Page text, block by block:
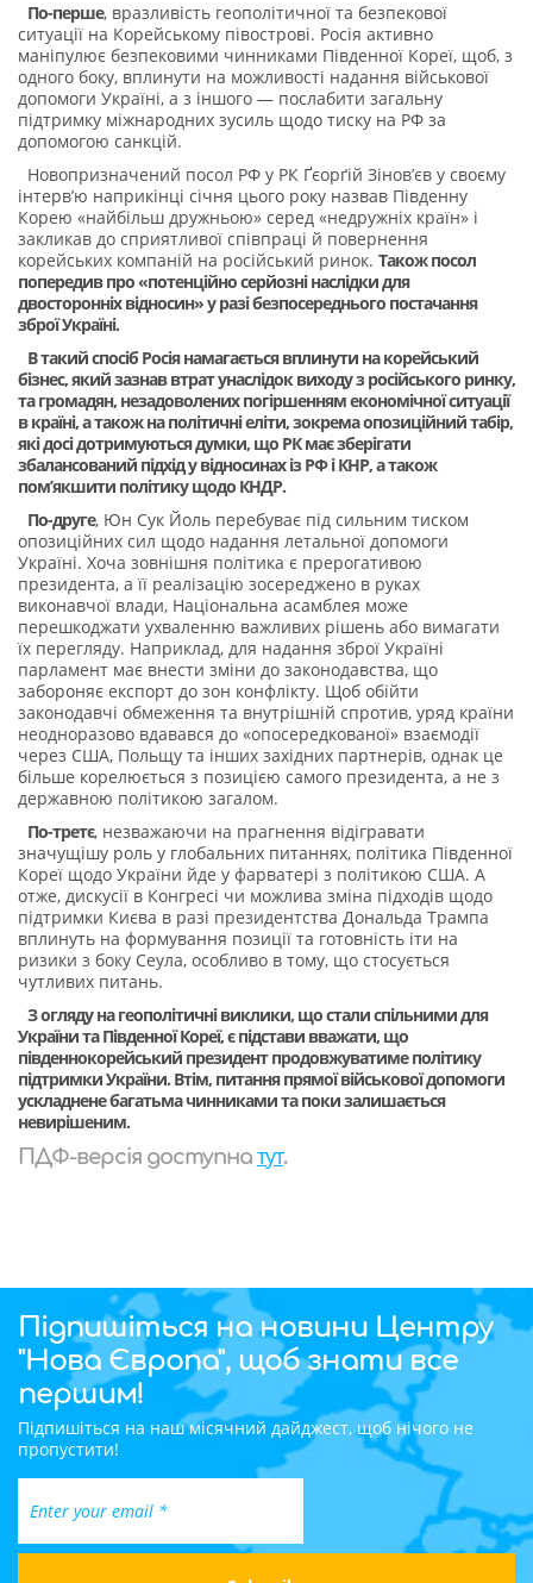
По-перше, вразливість геополітичної та безпекової
ситуації на Корейському півострові. Росія активно
маніпулює безпековими чинниками Південної Кореї, щоб, з
одного боку, вплинути на можливості надання військової
допомоги Україні, а з іншого — послабити загальну
підтримку міжнародних зусиль щодо тиску на РФ за
допомогою санкцій.
Новопризначений посол РФ у РК Ґєорґій Зінов’єв у своєму
інтерв’ю наприкінці січня цього року назвав Південну
Корею «найбільш дружньою» серед «недружніх країн» і
закликав до сприятливої співпраці й повернення
корейських компаній на російський ринок. Також посол
попередив про «потенційно серйозні наслідки для
двосторонніх відносин» у разі безпосереднього постачання
зброї Україні.
В такий спосіб Росія намагається вплинути на корейський
бізнес, який зазнав втрат унаслідок виходу з російського ринку,
та громадян, незадоволених погіршенням економічної ситуації
в країні, а також на політичні еліти, зокрема опозиційний табір,
які досі дотримуються думки, що РК має зберігати
збалансований підхід у відносинах із РФ і КНР, а також
пом’якшити політику щодо КНДР.
По-друге, Юн Сук Йоль перебуває під сильним тиском
опозиційних сил щодо надання летальної допомоги
Україні. Хоча зовнішня політика є прерогативою
президента, а її реалізацію зосереджено в руках
виконавчої влади, Національна асамблея може
перешкоджати ухваленню важливих рішень або вимагати
їх перегляду. Наприклад, для надання зброї Україні
парламент має внести зміни до законодавства, що
забороняє експорт до зон конфлікту. Щоб обійти
законодавчі обмеження та внутрішній спротив, уряд країни
неодноразово вдавався до «опосередкованої» взаємодії
через США, Польщу та інших західних партнерів, однак це
більше корелюється з позицією самого президента, а не з
державною політикою загалом.
По-третє, незважаючи на прагнення відігравати
значущішу роль у глобальних питаннях, політика Південної
Кореї щодо України йде у фарватері з політикою США. А
отже, дискусії в Конгресі чи можлива зміна підходів щодо
підтримки Києва в разі президентства Дональда Трампа
вплинуть на формування позиції та готовність іти на
ризики з боку Сеула, особливо в тому, що стосується
чутливих питань.
З огляду на геополітичні виклики, що стали спільними для
України та Південної Кореї, є підстави вважати, що
південнокорейський президент продовжуватиме політику
підтримки України. Втім, питання прямої військової допомоги
ускладнене багатьма чинниками та поки залишається
невирішеним.
ПДФ-версія доступна тут.
Підпишіться на новини Центру
"Нова Європа", щоб знати все
першим!
Підпишіться на наш місячний дайджест, щоб нічого не
пропустити!